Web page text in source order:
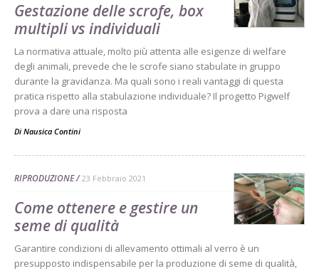
Gestazione delle scrofe, box
multipli vs individuali
La normativa attuale, molto più attenta alle esigenze di welfare
degli animali, prevede che le scrofe siano stabulate in gruppo
durante la gravidanza. Ma quali sono i reali vantaggi di questa
pratica rispetto alla stabulazione individuale? Il progetto Pigwelf
prova a dare una risposta
Di Nausica Contini
RIPRODUZIONE 23 Febbraio 2021
Come ottenere e gestire un
seme di qualità
Garantire condizioni di allevamento ottimali al verro è un
presupposto indispensabile per la produzione di seme di qualità,